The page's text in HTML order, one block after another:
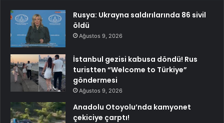
Rusya: Ukrayna saldırılarında 86 sivil
öldü
Ağustos 9, 2026
İstanbul gezisi kabusa döndü! Rus
turistten “Welcome to Türkiye”
göndermesi
Ağustos 9, 2026
Anadolu Otoyolu’nda kamyonet
çekiciye çarptı!